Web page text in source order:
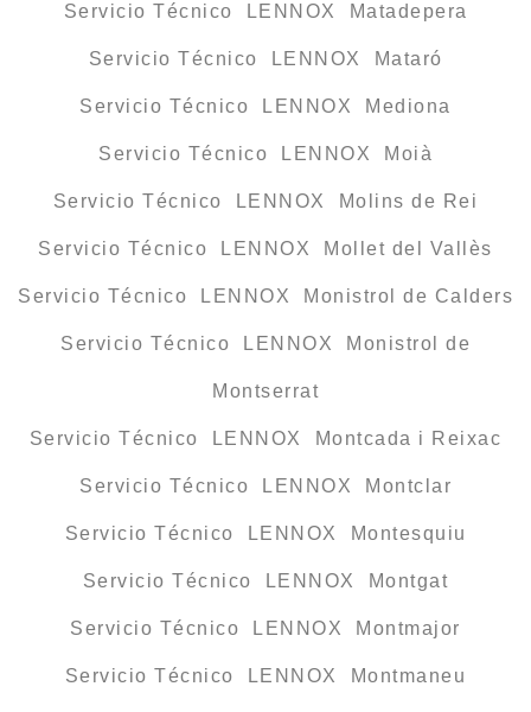
Servicio Técnico LENNOX Matadepera
Servicio Técnico LENNOX Mataró
Servicio Técnico LENNOX Mediona
Servicio Técnico LENNOX Moià
Servicio Técnico LENNOX Molins de Rei
Servicio Técnico LENNOX Mollet del Vallès
Servicio Técnico LENNOX Monistrol de Calders
Servicio Técnico LENNOX Monistrol de
Montserrat
Servicio Técnico LENNOX Montcada i Reixac
Servicio Técnico LENNOX Montclar
Servicio Técnico LENNOX Montesquiu
Servicio Técnico LENNOX Montgat
Servicio Técnico LENNOX Montmajor
Servicio Técnico LENNOX Montmaneu